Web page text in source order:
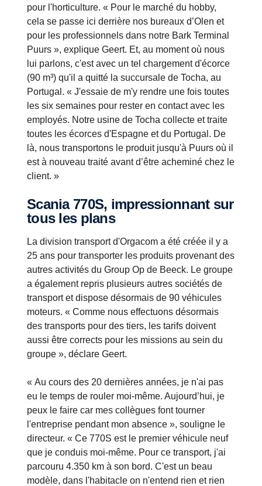
pour l'horticulture. « Pour le marché du hobby,
cela se passe ici derrière nos bureaux d’Olen et
pour les professionnels dans notre Bark Terminal
Puurs », explique Geert. Et, au moment où nous
lui parlons, c'est avec un tel chargement d'écorce
(90 m³) qu'il a quitté la succursale de Tocha, au
Portugal. « J'essaie de m'y rendre une fois toutes
les six semaines pour rester en contact avec les
employés. Notre usine de Tocha collecte et traite
toutes les écorces d'Espagne et du Portugal. De
là, nous transportons le produit jusqu'à Puurs où il
est à nouveau traité avant d’être acheminé chez le
client. »
Scania 770S, impressionnant sur
tous les plans
La division transport d'Orgacom a été créée il y a
25 ans pour transporter les produits provenant des
autres activités du Group Op de Beeck. Le groupe
a également repris plusieurs autres sociétés de
transport et dispose désormais de 90 véhicules
moteurs. « Comme nous effectuons désormais
des transports pour des tiers, les tarifs doivent
aussi être corrects pour les missions au sein du
groupe », déclare Geert.
« Au cours des 20 dernières années, je n'ai pas
eu le temps de rouler moi-même. Aujourd’hui, je
peux le faire car mes collègues font tourner
l'entreprise pendant mon absence », souligne le
directeur. « Ce 770S est le premier véhicule neuf
que je conduis moi-même. Pour ce transport, j'ai
parcouru 4.350 km à son bord. C'est un beau
modèle, dans l'habitacle on n'entend rien et rien